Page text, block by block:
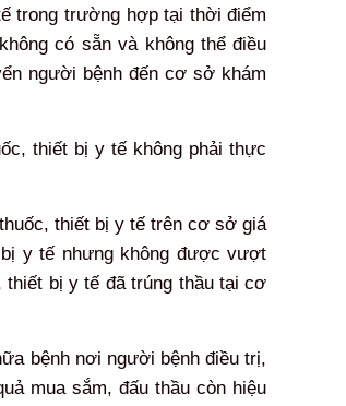
trong trường hợp tại thời điểm
có sẵn và không thể điều
người bệnh đến cơ sở khám
thiết bị y tế không phải thực
thiết bị y tế trên cơ sở giá
y tế nhưng không được vượt
bị y tế đã trúng thầu tại cơ
bệnh nơi người bệnh điều trị,
mua sắm, đấu thầu còn hiệu